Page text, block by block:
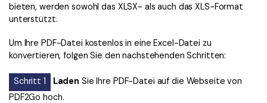
bieten, werden sowohl das XLSX- als auch das XLS-Format
unterstützt.
Um Ihre PDF-Datei kostenlos in eine Excel-Datei zu
konvertieren, folgen Sie den nachstehenden Schritten:
Schritt 1 Laden Sie Ihre PDF-Datei auf die Webseite von
PDF2Go hoch.